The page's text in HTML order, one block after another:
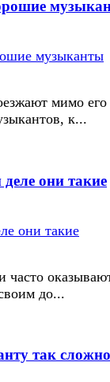
мимо его
к...
они такие
часто
до...
так сложно